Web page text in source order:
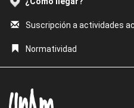
Suscripción a actividades
Normatividad